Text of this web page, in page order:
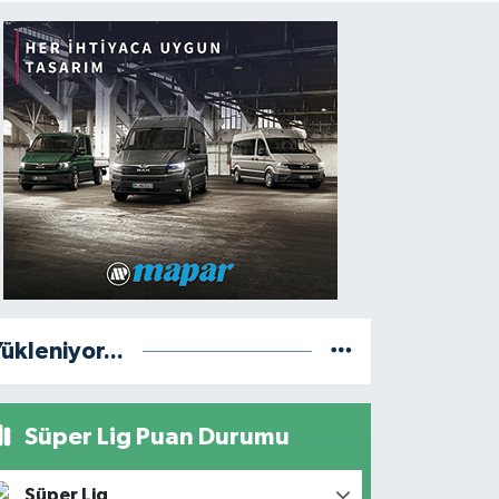
Süper Lig Puan Durumu
Süper Lig